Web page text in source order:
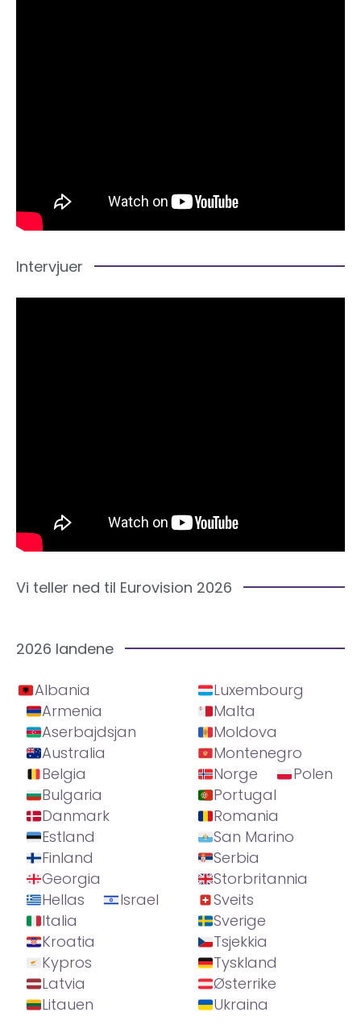
Intervjuer
Vi teller ned til Eurovision 2026
2026 landene
Albania
Armenia
Aserbajdsjan
Australia
Belgia
Bulgaria
Danmark
Estland
Finland
Georgia
Hellas
Israel
Italia
Kroatia
Kypros
Latvia
Litauen
Luxembourg
Malta
Moldova
Montenegro
Norge
Polen
Portugal
Romania
San Marino
Serbia
Storbritannia
Sveits
Sverige
Tsjekkia
Tyskland
Østerrike
Ukraina